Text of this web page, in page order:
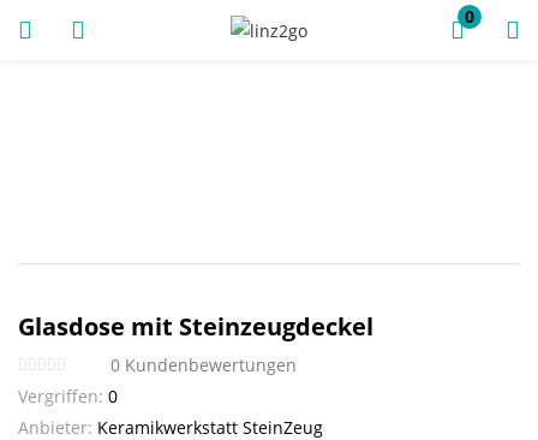
0
ANMELDUNG
Angemeldet bleiben
Glasdose mit Steinzeugdeckel
0 Kundenbewertungen
Vergriffen: 0
Anbieter: Keramikwerkstatt SteinZeug